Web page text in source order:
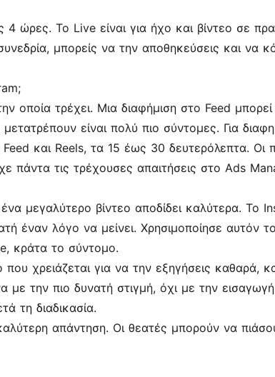
ώρες. Το Live είναι για ήχο και βίντεο σε
μπορείς να την αποθηκεύσεις και να
οποία τρέχει. Μια διαφήμιση στο Feed
είναι πολύ πιο σύντομες. Για
και Reels, τα 15 έως 30 δευτερόλεπτα.
τις τρέχουσες απαιτήσεις στο Ads
μεγαλύτερο βίντεο αποδίδει καλύτερα. Το
έναν λόγο να μείνει. Χρησιμοποίησε αυτόν
κράτα το σύντομο.
χρειάζεται για να την εξηγήσεις καθαρά,
με την πιο δυνατή στιγμή, όχι με την
τη διαδικασία.
απάντηση. Οι θεατές μπορούν να